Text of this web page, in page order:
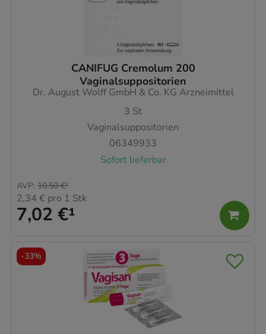
CANIFUG Cremolum 200
Vaginalsuppositorien
Dr. August Wolff GmbH & Co. KG Arzneimittel
3 St
Vaginalsuppositorien
06349933
Sofort lieferbar
7,02 €¹
AVP: 10,50 €²
2,34 € pro 1 Stk
-33%